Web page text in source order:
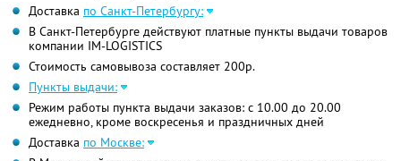
Доставка по Санкт-Петербургу:
В Санкт-Петербурге действуют платные пункты выдачи товаров
компании IM-LOGISTICS
Стоимость самовывоза составляет 200р.
Пункты выдачи:
Режим работы пункта выдачи заказов: с 10.00 до 20.00
ежедневно, кроме воскресенья и праздничных дней
Доставка по Москве: